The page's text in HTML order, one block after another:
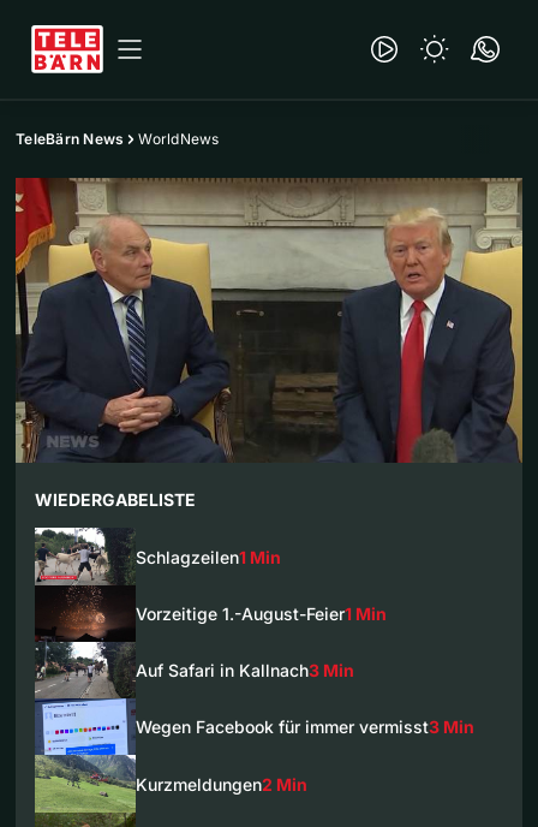
TeleBärn News WorldNews
WIEDERGABELISTE
Schlagzeilen1 Min
Vorzeitige 1.-August-Feier1 Min
Auf Safari in Kallnach3 Min
Wegen Facebook für immer vermisst3 Min
Kurzmeldungen2 Min